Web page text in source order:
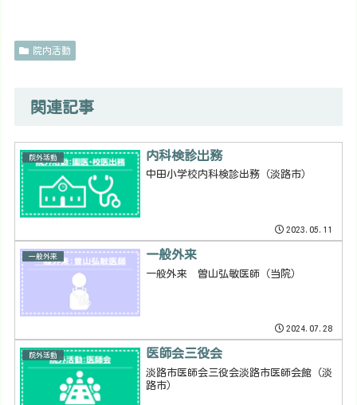
院内活動
関連記事
院外活動 内科検診出務
中田小学校内科検診出務（淡路市）
2023.05.11
一般外来 一般外来
一般外来 曽山弘敏医師（当院）
2024.07.28
院外活動 医師会三役会
淡路市医師会三役会淡路市医師会館（淡
路市）